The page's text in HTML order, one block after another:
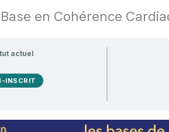
en Cohérence
actuel
INSCRIT